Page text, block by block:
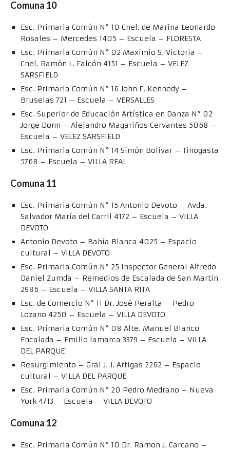
Comuna 10
Esc. Primaria Común N° 10 Cnel. de Marina Leonardo
Rosales – Mercedes 1405 – Escuela – FLORESTA
Esc. Primaria Común N° 02 Maximio S. Victoria –
Cnel. Ramón L. Falcón 4151 – Escuela – VELEZ
SARSFIELD
Esc. Primaria Común N° 16 John F. Kennedy –
Bruselas 721 – Escuela – VERSALLES
Esc. Superior de Educación Artística en Danza N° 02
Jorge Donn – Alejandro Magariños Cervantes 5068 –
Escuela – VELEZ SARSFIELD
Esc. Primaria Común N° 14 Simón Bolívar – Tinogasta
5768 – Escuela – VILLA REAL
Comuna 11
Esc. Primaria Común N° 15 Antonio Devoto – Avda.
Salvador María del Carril 4172 – Escuela – VILLA
DEVOTO
Antonio Devoto – Bahía Blanca 4025 – Espacio
cultural – VILLA DEVOTO
Esc. Primaria Común N° 25 Inspector General Alfredo
Daniel Zumda – Remedios de Escalada de San Martín
2986 – Escuela – VILLA SANTA RITA
Esc. de Comercio N° 11 Dr. José Peralta – Pedro
Lozano 4250 – Escuela – VILLA DEVOTO
Esc. Primaria Común N° 08 Alte. Manuel Blanco
Encalada – Emilio lamarca 3379 – Escuela – VILLA
DEL PARQUE
Resurgimiento – Gral J. J. Artigas 2262 – Espacio
cultural – VILLA DEL PARQUE
Esc. Primaria Común N° 20 Pedro Medrano – Nueva
York 4713 – Escuela – VILLA DEVOTO
Comuna 12
Esc. Primaria Común N° 10 Dr. Ramon J. Carcano –